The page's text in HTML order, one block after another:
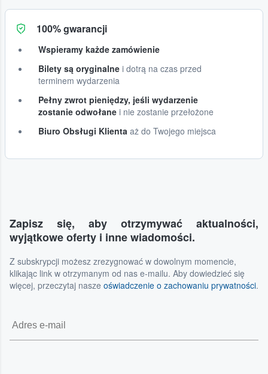
100% gwarancji
Wspieramy każde zamówienie
Bilety są oryginalne i dotrą na czas przed
terminem wydarzenia
Pełny zwrot pieniędzy, jeśli wydarzenie
zostanie odwołane i nie zostanie przełożone
Biuro Obsługi Klienta aż do Twojego miejsca
Zapisz się, aby otrzymywać aktualności,
wyjątkowe oferty i inne wiadomości.
Z subskrypcji możesz zrezygnować w dowolnym momencie,
klikając link w otrzymanym od nas e-mailu. Aby dowiedzieć się
więcej, przeczytaj nasze oświadczenie o zachowaniu prywatności.